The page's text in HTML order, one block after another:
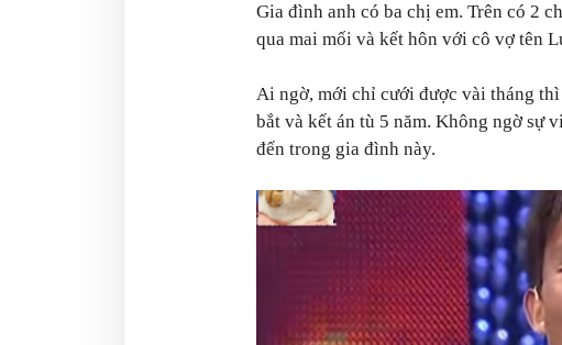
Gia đình anh có ba chị em. Trên có 2
qua mai mối và kết hôn với cô vợ tên
Ai ngờ, mới chỉ cưới được vài tháng
bắt và kết án tù 5 năm. Không ngờ sự
đến trong gia đình này.